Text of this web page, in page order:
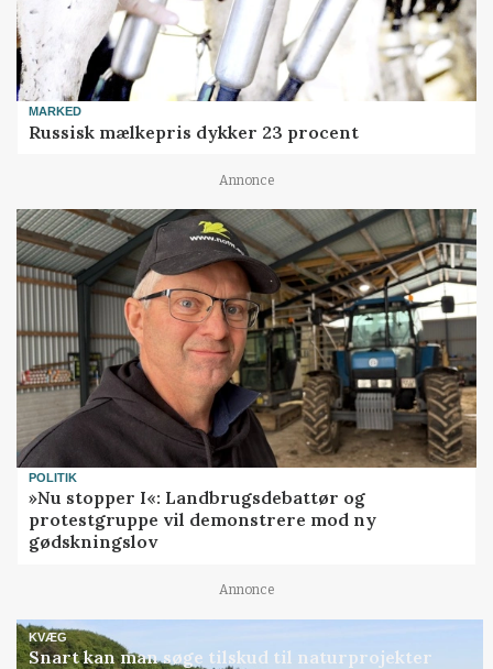
MARKED
Russisk mælkepris dykker 23 procent
Annonce
POLITIK
»Nu stopper I«: Landbrugsdebattør og
protestgruppe vil demonstrere mod ny
gødskningslov
Annonce
KVÆG
Snart kan man søge tilskud til naturprojekter